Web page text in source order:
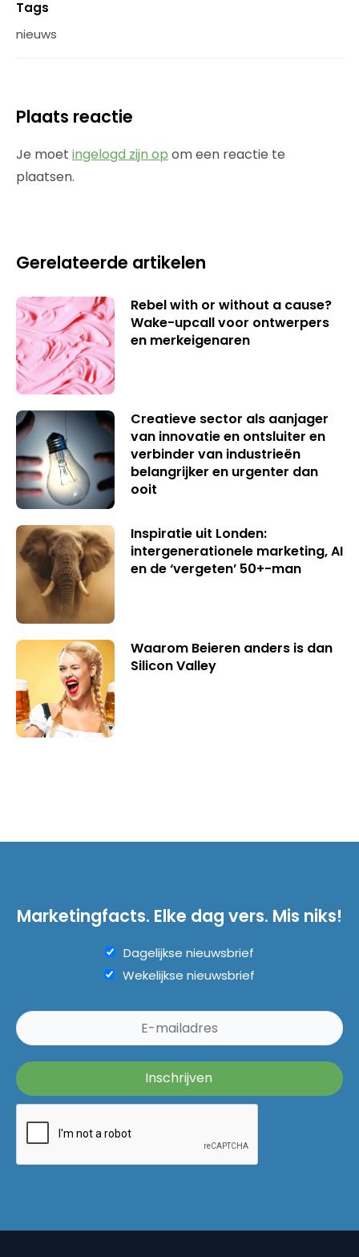
Tags
nieuws
Plaats reactie
Je moet ingelogd zijn op om een reactie te
plaatsen.
Gerelateerde artikelen
Rebel with or without a cause?
Wake-upcall voor ontwerpers
en merkeigenaren
Creatieve sector als aanjager
van innovatie en ontsluiter en
verbinder van industrieën
belangrijker en urgenter dan
ooit
Inspiratie uit Londen:
intergenerationele marketing, AI
en de ‘vergeten’ 50+-man
Waarom Beieren anders is dan
Silicon Valley
Marketingfacts. Elke dag vers. Mis niks!
Dagelijkse nieuwsbrief
Wekelijkse nieuwsbrief